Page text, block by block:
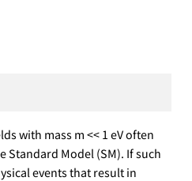
with mass m << 1 eV often
Standard Model (SM). If such
events that result in